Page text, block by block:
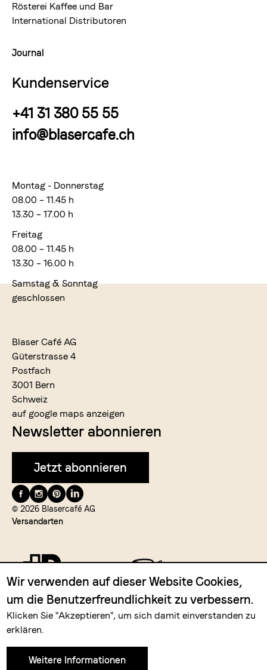
Rösterei Kaffee und Bar
International Distributoren
Journal
Kundenservice
+41 31 380 55 55
info@blasercafe.ch
Montag - Donnerstag
08.00 – 11.45 h
13.30 – 17.00 h
Freitag
08.00 – 11.45 h
13.30 – 16.00 h
Samstag & Sonntag
geschlossen
Blaser Café AG
Güterstrasse 4
Postfach
3001 Bern
Schweiz
auf google maps anzeigen
Newsletter abonnieren
Jetzt abonnieren
Folge
uns
auf
© 2026 Blasercafé AG
Versandarten
Zahlungsmittel
Wir verwenden auf dieser Website Cookies,
um die Benutzerfreundlichkeit zu verbessern.
Klicken Sie "Akzeptieren", um sich damit einverstanden zu
erklären.
Weitere Informationen